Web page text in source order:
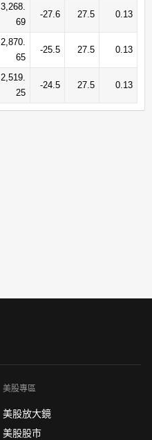
3,268.
69
-27.6 27.5 0.13
2,870.
65
-25.5 27.5 0.13
2,519.
25
-24.5 27.5 0.13
美股專區
美股放大鏡
美股股市